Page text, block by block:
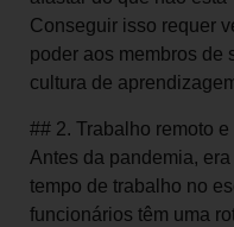
Conseguir isso requer
poder aos membros de
cultura de
## 2. Trabalho remoto
Antes da pandemia,
tempo de trabalho no
funcionários têm uma